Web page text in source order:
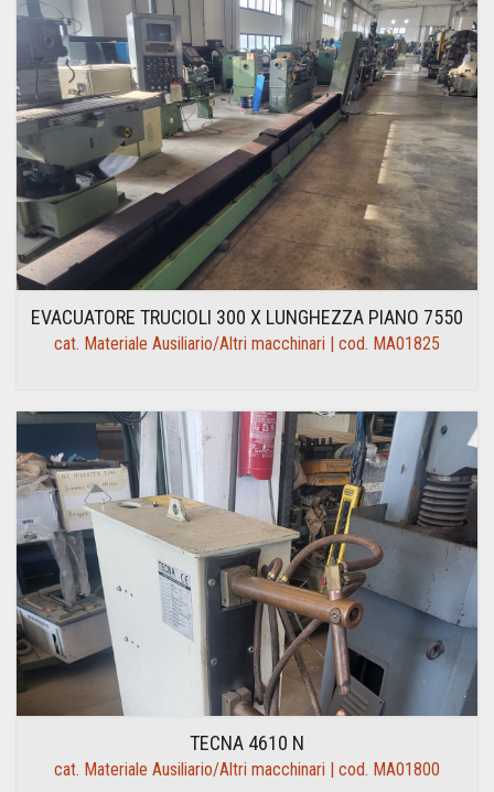
EVACUATORE TRUCIOLI 300 X LUNGHEZZA PIANO 7550
cat. Materiale Ausiliario/Altri macchinari | cod. MA01825
TECNA 4610 N
cat. Materiale Ausiliario/Altri macchinari | cod. MA01800